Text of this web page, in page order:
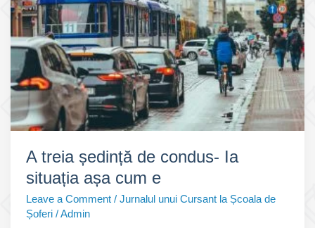
A treia ședință de condus- Ia
situația așa cum e
Leave a Comment /Jurnalul unui Cursant la Școala de
Șoferi /Admin